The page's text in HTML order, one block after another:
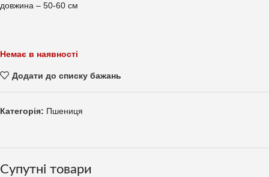
довжина – 50-60 см
Немає в наявності
Додати до списку бажань
Категорія: Пшениця
Супутні товари